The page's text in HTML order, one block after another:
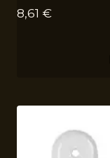
8,61 €